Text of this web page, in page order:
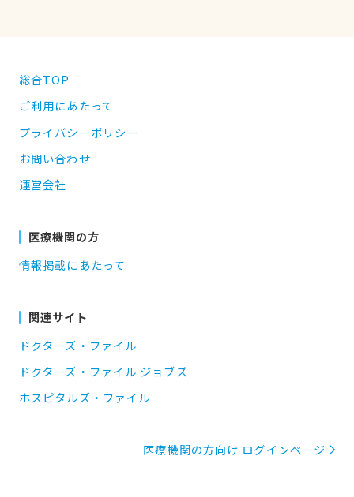
総合TOP
ご利用にあたって
プライバシーポリシー
お問い合わせ
運営会社
医療機関の方
情報掲載にあたって
関連サイト
ドクターズ・ファイル
ドクターズ・ファイル ジョブズ
ホスピタルズ・ファイル
医療機関の方向け ログインページ